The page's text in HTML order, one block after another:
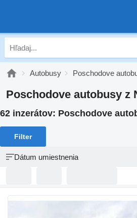
Autobusy Poschodove
Poschodove autobusy z
62 inzerátov: Poschodove
Filter
Dátum umiestnenia